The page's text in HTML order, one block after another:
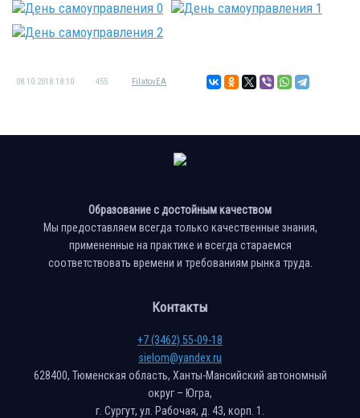
08.10.2018 18:10 455 FilatovEA
Образование с достойным качеством
Мы предоставляем всегда только качественные знания,
примененные на практике и всегда стараемся
соответствовать времени и требованиям рынка труда.
Контакты
+7 (3462) 55-09-18
sielom@yandex.ru
628400, Тюменская область, Ханты-Мансийский автономный
округ – Югра,
г. Сургут, ул. Рабочая, д. 43, корп. 1.